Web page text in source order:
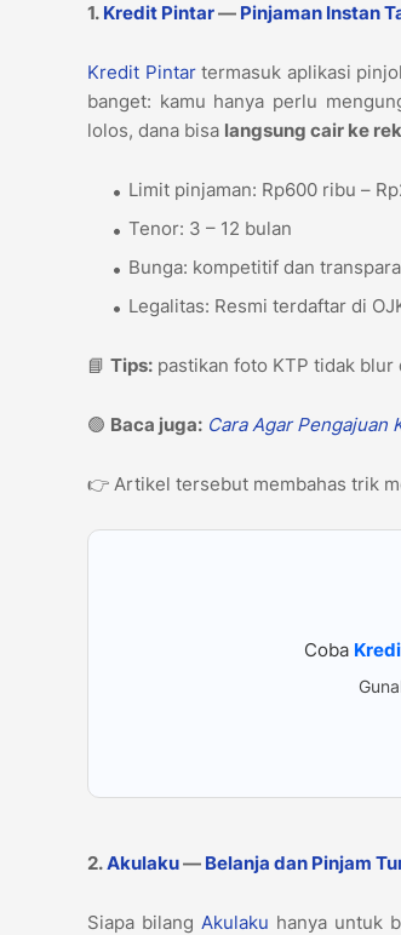
1. Kredit Pintar— Pinjaman Instan
Kredit Pintartermasuk aplikasi
banget: kamu hanya perlu
lolos, dana bisa langsung cair ke
Limit pinjaman: Rp600 ribu –
Tenor: 3 – 12 bulan
Bunga: kompetitif dan
Legalitas: Resmi terdaftar di
📘 Tips: pastikan foto KTP tidak
🟢 Baca juga: Cara Agar
👉 Artikel tersebut membahas trik
Coba
2.Akulaku— Belanja dan Pinjam
Siapa bilangAkulaku hanya untuk